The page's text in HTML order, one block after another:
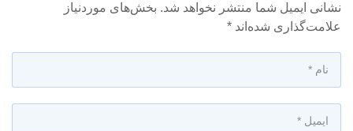
نشانی ایمیل شما منتشر نخواهد شد. بخش‌های موردنیاز
علامت‌گذاری شده‌اند *